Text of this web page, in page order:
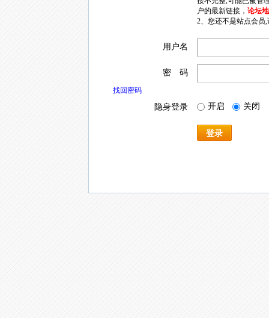
户的最新链接， 论坛
2、您还不是站点会员
用户名
密 码
找回密码
隐身登录 开启 关闭
登录